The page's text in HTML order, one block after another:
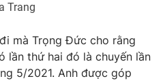
Trang
mà Trọng Đức cho rằng
lần thứ hai đó là chuyến lần
5/2021. Anh được góp